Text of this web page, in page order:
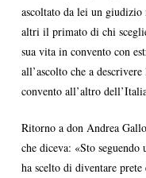
ascoltato da lei un
altri il primato di chi
sua vita in convento con
all’ascolto che a
convento all’altro
Ritorno a don Andrea
che diceva: «Sto
ha scelto di diventare